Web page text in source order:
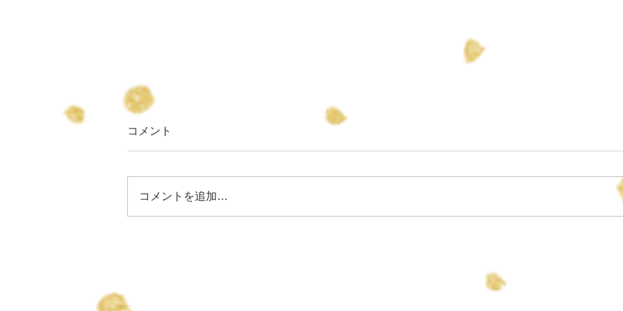
すず 誕生 長
コメント
コメントを追加…